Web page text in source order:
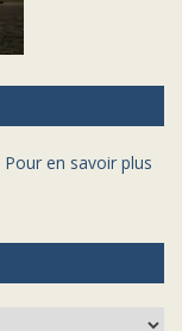
Pour en savoir plus